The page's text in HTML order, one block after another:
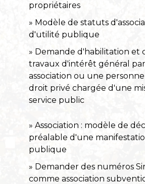
propriétaires
Modèle de statuts
d'utilité publique
Demande d'habilitation et
travaux d'intérêt général
association ou une
droit privé chargée d'une
service public
Association : modèle de
préalable d'une
publique
Demander des numéros
comme association